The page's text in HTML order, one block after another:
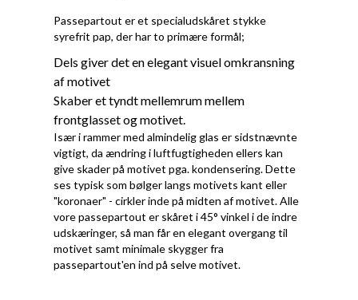
Passepartout er et specialudskåret stykke
syrefrit pap, der har to primære formål;
Dels giver det en elegant visuel omkransning
af motivet
Skaber et tyndt mellemrum mellem
frontglasset og motivet.
Især i rammer med almindelig glas er sidstnævnte
vigtigt, da ændring i luftfugtigheden ellers kan
give skader på motivet pga. kondensering. Dette
ses typisk som bølger langs motivets kant eller
"koronaer" - cirkler inde på midten af motivet. Alle
vore passepartout er skåret i 45° vinkel i de indre
udskæringer, så man får en elegant overgang til
motivet samt minimale skygger fra
passepartout'en ind på selve motivet.